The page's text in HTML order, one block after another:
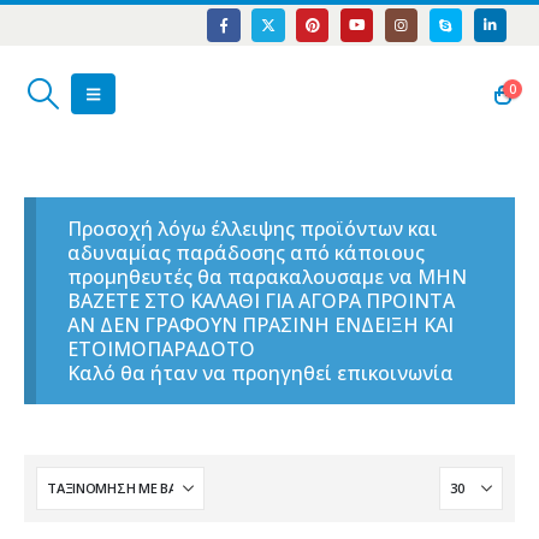
0
Προσοχή λόγω έλλειψης προϊόντων και
αδυναμίας παράδοσης από κάποιους
προμηθευτές θα παρακαλουσαμε να ΜΗΝ
ΒΑΖΕΤΕ ΣΤΟ ΚΑΛΑΘΙ ΓΙΑ ΑΓΟΡΑ ΠΡΟΙΝΤΑ
ΑΝ ΔΕΝ ΓΡΑΦΟΥΝ ΠΡΑΣΙΝΗ ΕΝΔΕΙΞΗ ΚΑΙ
ΕΤΟΙΜΟΠΑΡΑΔΟΤΟ
Καλό θα ήταν να προηγηθεί επικοινωνία